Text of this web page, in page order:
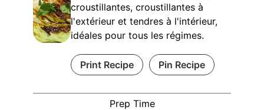
croustillantes, croustillantes à
l'extérieur et tendres à l'intérieur,
idéales pour tous les régimes.
Print Recipe Pin Recipe
Prep Time